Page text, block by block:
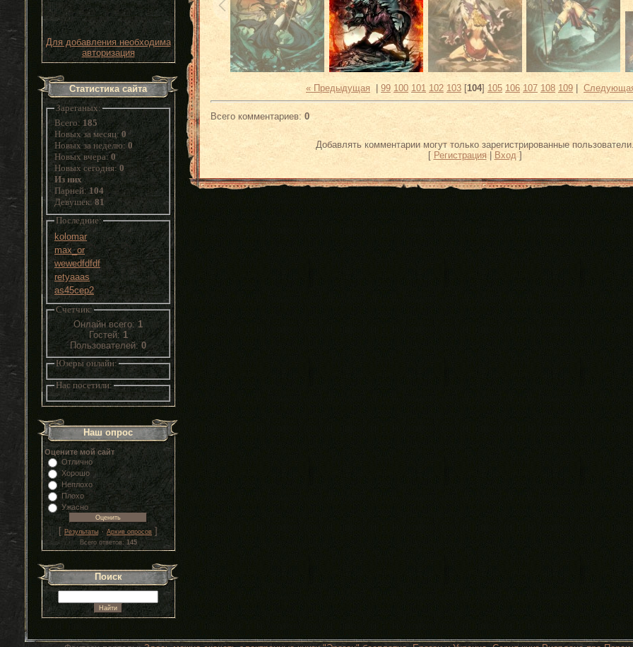
Для добавления необходима
авторизация
Статистика сайта
Зареганых:
Всего: 185
Новых за месяц:0
Новых за неделю: 0
Новых вчера:0
Новых сегодня:0
Из них
Парней:104
Девушек: 81
Последние:
kolomar
max_or
wewedfdfdf
retyaaas
as45cep2
Счетчик:
Онлайн всего: 1
Гостей: 1
Пользователей: 0
Юзеры онлайн:
Нас посетили:
Наш опрос
Оцените мой сайт
Отлично
Хорошо
Неплохо
Плохо
Ужасно
[ Результаты · Архив опросов]
Всего ответов: 145
Поиск
« Предыдущая 99 100 101 102 103 [104] 105 106 107 108 109
Всего комментариев: 0
Добавлять комментарии могут только зарегистрированные
[ Регистрация| Вход ]